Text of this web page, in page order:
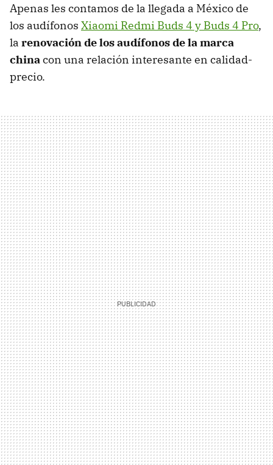
Apenas les contamos de la llegada a México de
los audífonos Xiaomi Redmi Buds 4 y Buds 4 Pro,
la renovación de los audífonos de la marca
chinacon una relación interesante en calidad-
precio.